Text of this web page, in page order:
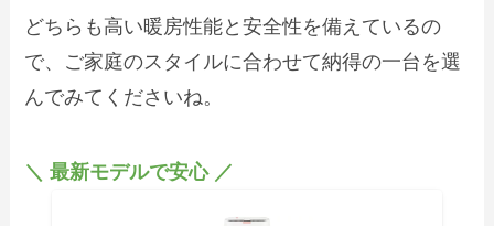
どちらも高い暖房性能と安全性を備えているの
で、ご家庭のスタイルに合わせて納得の一台を選
んでみてくださいね。
＼ 最新モデルで安心 ／